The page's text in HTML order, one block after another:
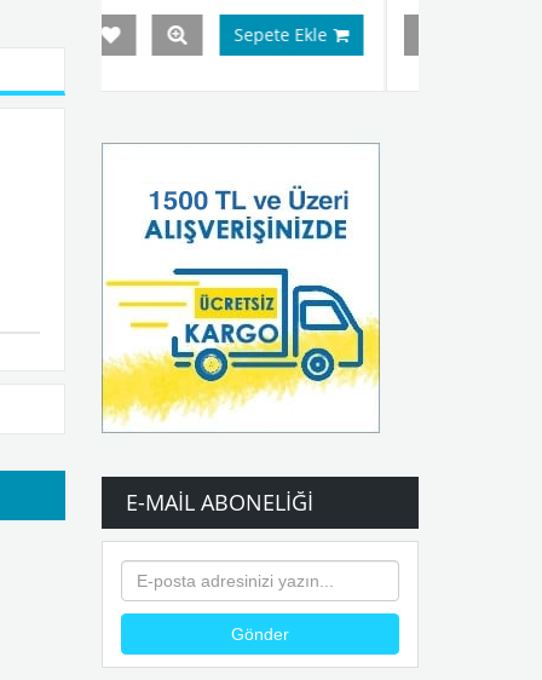
Sepete Ekle
E-MAIL ABONELIĞI
Gönder